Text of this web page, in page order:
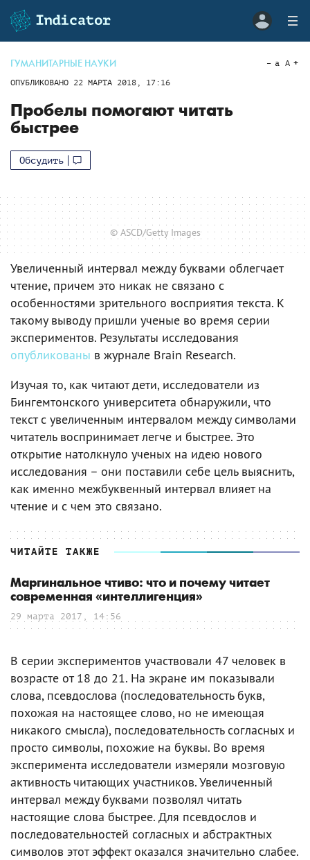
ГУМАНИТАРНЫЕ НАУКИ
ОПУБЛИКОВАНО 22 МАРТА 2018, 17:16
a A
Пробелы помогают читать
быстрее
Обсудить
© ASCD/Getty Images
Увеличенный интервал между буквами облегчает
чтение, причем это никак не связано с
особенностями зрительного восприятия текста. К
такому выводу пришли ученые во время серии
экспериментов. Результаты исследования
опубликованы в журнале Brain Research.
Изучая то, как читают дети, исследователи из
Бингемтонского университета обнаружили, что
текст с увеличенным интервалом между символами
читатель воспринимает легче и быстрее. Это
открытие натолкнуло ученых на идею нового
исследования – они поставили себе цель выяснить,
как именно межбуквенный интервал влияет на
чтение и с чем это связано.
ЧИТАЙТЕ ТАКЖЕ
Маргинальное чтиво: что и почему читает
современная «интеллигенция»
29 марта 2017, 14:56
В серии экспериментов участвовали 47 человек в
возрасте от 18 до 21. На экране им показывали
слова, псевдослова (последовательность букв,
похожая на настоящее слово, но не имеющая
никакого смысла), последовательность согласных и
просто символы, похожие на буквы. Во время
эксперимента исследователи измеряли мозговую
активность читающих участников. Увеличенный
интервал между буквами позволял читать
настоящие слова быстрее. Для псевдослов и
последовательностей согласных и абстрактных
символов этот эффект оказался значительно слабее.